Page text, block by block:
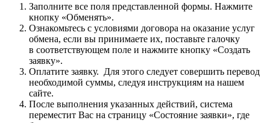
Заполните все поля представленной формы. Нажмите
кнопку «Обменять».
Ознакомьтесь с условиями договора на оказание услуг
обмена, если вы принимаете их, поставьте галочку
в соответствующем поле и нажмите кнопку «Создать
заявку».
Оплатите заявку. Для этого следует совершить перевод
необходимой суммы, следуя инструкциям на нашем
сайте.
После выполнения указанных действий, система
переместит Вас на страницу «Состояние заявки», где